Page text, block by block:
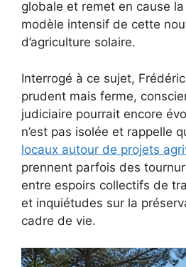
globale et remet en cause
modèle intensif de cette
d’agriculture solaire.
Interrogé à ce sujet,
prudent mais ferme,
judiciaire pourrait encore
n’est pas isolée et rappelle
locaux autour de projets
prennent parfois des
entre espoirs collectifs de
et inquiétudes sur la
cadre de vie.